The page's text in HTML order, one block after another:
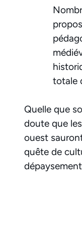
totale
Quelle que
doute que
ouest
quête de